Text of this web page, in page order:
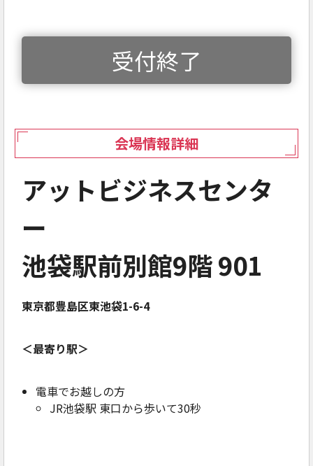
受付終了
会場情報詳細
アットビジネスセンタ
ー
池袋駅前別館9階 901
東京都豊島区東池袋1-6-4
＜最寄り駅＞
電車でお越しの方
JR池袋駅 東口から歩いて30秒